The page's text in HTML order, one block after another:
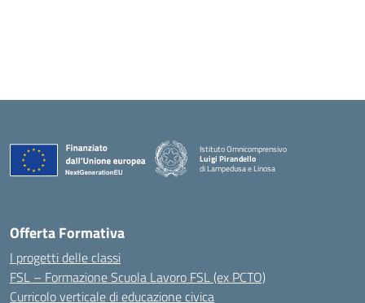
Istituto Omnicomprensivo
Luigi Pirandello
di Lampedusa e Linosa
Offerta Formativa
I progetti delle classi
FSL – Formazione Scuola Lavoro FSL (ex PCTO)
Curricolo verticale di educazione civica